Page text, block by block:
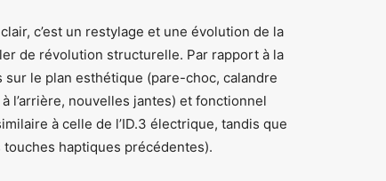
c’est un restylage et une évolution de la
de révolution structurelle. Par rapport à la
le plan esthétique (pare-choc, calandre
l’arrière, nouvelles jantes) et fonctionnel
à celle de l’ID.3 électrique, tandis que
haptiques précédentes).